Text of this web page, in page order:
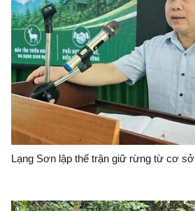
Lạng Sơn lập thế trận giữ rừng từ cơ sở